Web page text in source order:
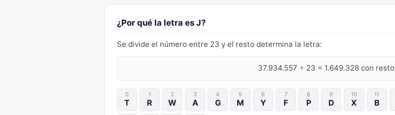
¿Por qué la letra es J?
Se divide el número entre 23 y el resto determina la letra:
37.934.557 ÷ 23 = 1.649.328 con resto
0
T
1
R
2
W
3
A
4
G
5
M
6
Y
7
F
8
P
9
D
10
X
11
B